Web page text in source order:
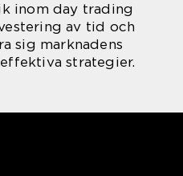
inom day trading
av tid och
sig marknadens
strategier.